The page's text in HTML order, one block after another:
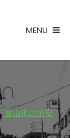
MENU
富山市の治安